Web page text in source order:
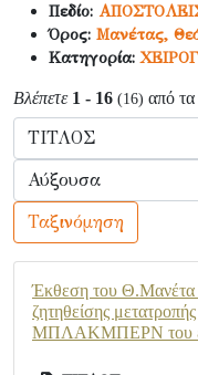
Πεδίο:
Όρος: Μανέτας,
Κατηγορία:
Βλέπετε 1 - 16 (16) από τα
Ταξινόμηση
Έκθεση του Θ.Μανέτα
ζητηθείσης
ΜΠΛΑΚΜΠΕΡΝ του